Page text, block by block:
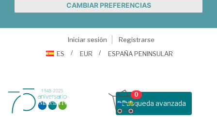
CAMBIAR PREFERENCIAS
Iniciar sesión
Registrarse
ES
EUR ESPAÑA PENINSULAR
Busqueda avanzada
0